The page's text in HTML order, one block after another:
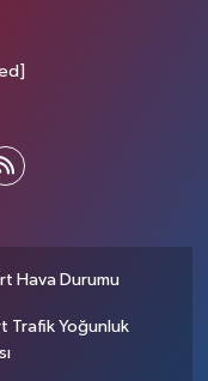
Hava Durumu
Trafik Yoğunluk